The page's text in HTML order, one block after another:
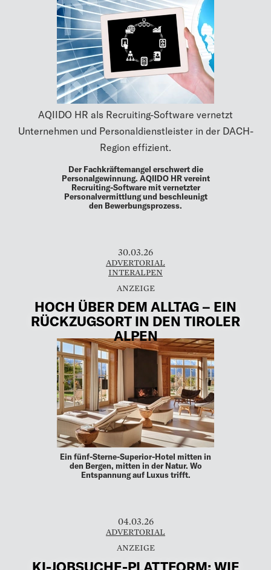
AQIIDO HR als Recruiting-Software vernetzt
Unternehmen und Personaldienstleister in der DACH-
Region effizient.
Der Fachkräftemangel erschwert die
Personalgewinnung. AQIIDO HR vereint
Recruiting-Software mit vernetzter
Personalvermittlung und beschleunigt
den Bewerbungsprozess.
30.03.26
ADVERTORIAL
INTERALPEN
HOCH ÜBER DEM ALLTAG – EIN
RÜCKZUGSORT IN DEN TIROLER
ALPEN
Ein fünf-Sterne-Superior-Hotel mitten in
den Bergen, mitten in der Natur. Wo
Entspannung auf Luxus trifft.
04.03.26
ADVERTORIAL
KI-JOBSUCHE-PLATTFORM: WIE